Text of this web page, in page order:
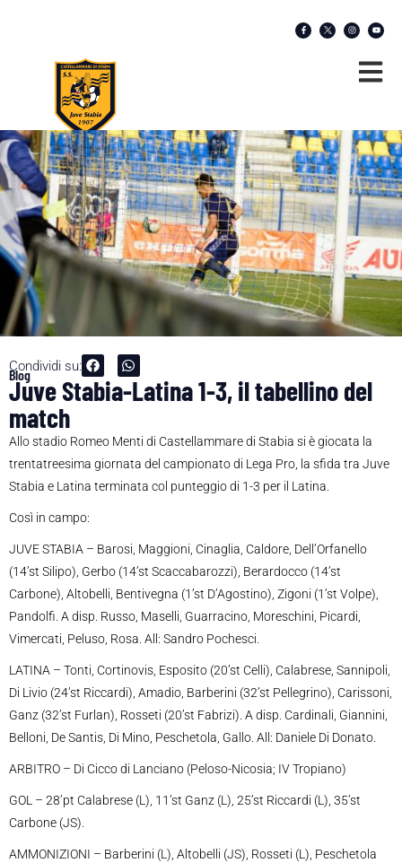
Condividi su:
Blog
Juve Stabia-Latina 1-3, il tabellino del
match
Allo stadio Romeo Menti di Castellammare di Stabia si è giocata la
trentatreesima giornata del campionato di Lega Pro, la sfida tra Juve
Stabia e Latina terminata col punteggio di 1-3 per il Latina.
Così in campo:
JUVE STABIA – Barosi, Maggioni, Cinaglia, Caldore, Dell’Orfanello
(14’st Silipo), Gerbo (14’st Scaccabarozzi), Berardocco (14’st
Carbone), Altobelli, Bentivegna (1’st D’Agostino), Zigoni (1’st Volpe),
Pandolfi. A disp. Russo, Maselli, Guarracino, Moreschini, Picardi,
Vimercati, Peluso, Rosa. All: Sandro Pochesci.
LATINA – Tonti, Cortinovis, Esposito (20’st Celli), Calabrese, Sannipoli,
Di Livio (24’st Riccardi), Amadio, Barberini (32’st Pellegrino), Carissoni,
Ganz (32’st Furlan), Rosseti (20’st Fabrizi). A disp. Cardinali, Giannini,
Belloni, De Santis, Di Mino, Peschetola, Gallo. All: Daniele Di Donato.
ARBITRO – Di Cicco di Lanciano (Peloso-Nicosia; IV Tropiano)
GOL – 28’pt Calabrese (L), 11’st Ganz (L), 25’st Riccardi (L), 35’st
Carbone (JS).
AMMONIZIONI – Barberini (L), Altobelli (JS), Rosseti (L), Peschetola